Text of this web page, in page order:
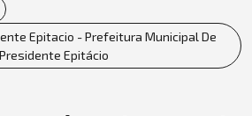
Epitacio - Prefeitura Municipal De
Presidente Epitácio